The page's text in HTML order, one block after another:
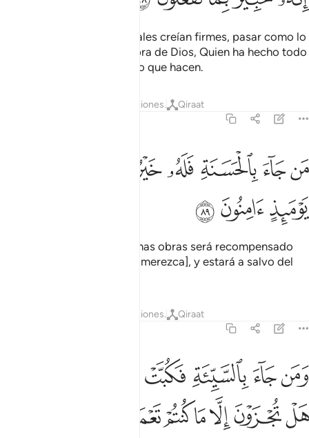
Verán las montañas, las cuales creían firmes, pasar como lo
hacen las nubes. Esto es obra de Dios, Quien ha hecho todo
a la perfección. Él conoce lo que hacen.
Reflexiones. Qiraat
من جاء بالحسنة فله خير منها وهم من فزع يوميذ امنون ٨٩
مَن جَآءَ بِٱلْحَسَنَةِ فَلَهُۥ خَيْرٌۭ مِّنْهَا وَهُم مِّن فَزَعٍۢ يَوْمَئِذٍ ءَامِنُونَ ٨٩
ﱁﱂﱃﱄﱅ
ﱊﱋﱌ
Quien se presente con buenas obras será recompensado
con algo mejor [que lo que merezca], y estará a salvo del
Reflexiones. Qiraat
ومن جاء بالسيية فكبت وجوههم في النار هل تجزون الا ما كنتم تعملون
وَمَن جَآءَ بِٱلسَّيِّئَةِ فَكُبَّتْ وُجُوهُهُمْ فِى ٱلنَّارِ هَلْ تُجْزَوْنَ إِلَّا مَا كُنتُمْ
ﱍﱎﱏﱐ
ﱔﱕﱖﱗﱘﱙ